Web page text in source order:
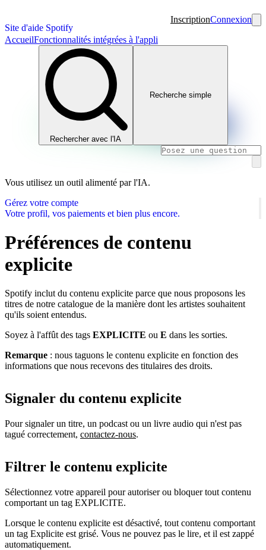
Site d'aide Spotify
InscriptionConnexion
AccueilFonctionnalités intégrées à l'appli
Rechercher avec l'IA
Recherche simple
Vous utilisez un outil alimenté par l'IA.
Gérez votre compte
Votre profil, vos paiements et bien plus encore.
Préférences de contenu
explicite
Spotify inclut du contenu explicite parce que nous proposons les
titres de notre catalogue de la manière dont les artistes souhaitent
qu'ils soient entendus.
Soyez à l'affût des tags EXPLICITE ou E dans les sorties.
Remarque : nous taguons le contenu explicite en fonction des
informations que nous recevons des titulaires des droits.
Signaler du contenu explicite
Pour signaler un titre, un podcast ou un livre audio qui n'est pas
tagué correctement, contactez-nous.
Filtrer le contenu explicite
Sélectionnez votre appareil pour autoriser ou bloquer tout contenu
comportant un tag EXPLICITE.
Lorsque le contenu explicite est désactivé, tout contenu comportant
un tag Explicite est grisé. Vous ne pouvez pas le lire, et il est zappé
automatiquement.